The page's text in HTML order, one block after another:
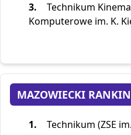
3.
Technikum
Komputerowe im. K.
MAZOWIECKI
1.
Technikum (ZSE